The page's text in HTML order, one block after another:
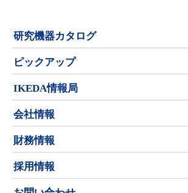
研究機器カタログ
ピックアップ
IKEDA情報局
会社情報
財務情報
採用情報